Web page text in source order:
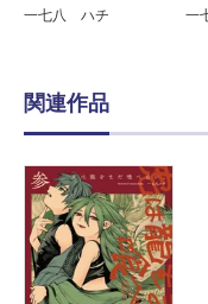
一七八 ハチ
一
関連作品